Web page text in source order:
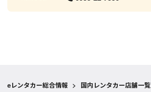
eレンタカー総合情報 > 国内レンタカー店舗一覧